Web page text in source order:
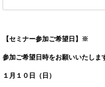
【セミナー参加ご希望日】※
参加ご希望日時をお願いいたしま
１月１０日（日）